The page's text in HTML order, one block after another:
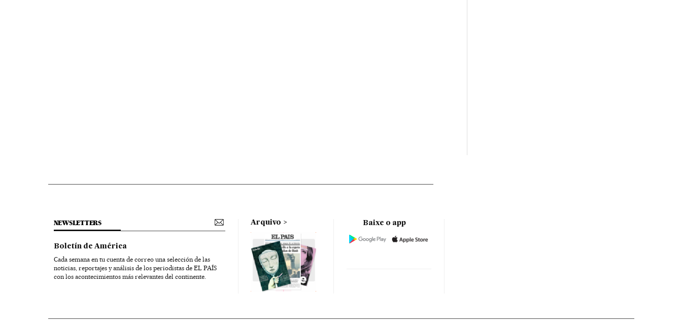
NEWSLETTERS
Boletín de América
Cada semana en tu cuenta de correo una selección de las
noticias, reportajes y análisis de los periodistas de EL PAÍS
con los acontecimientos más relevantes del continente.
Arquivo Baixe o app